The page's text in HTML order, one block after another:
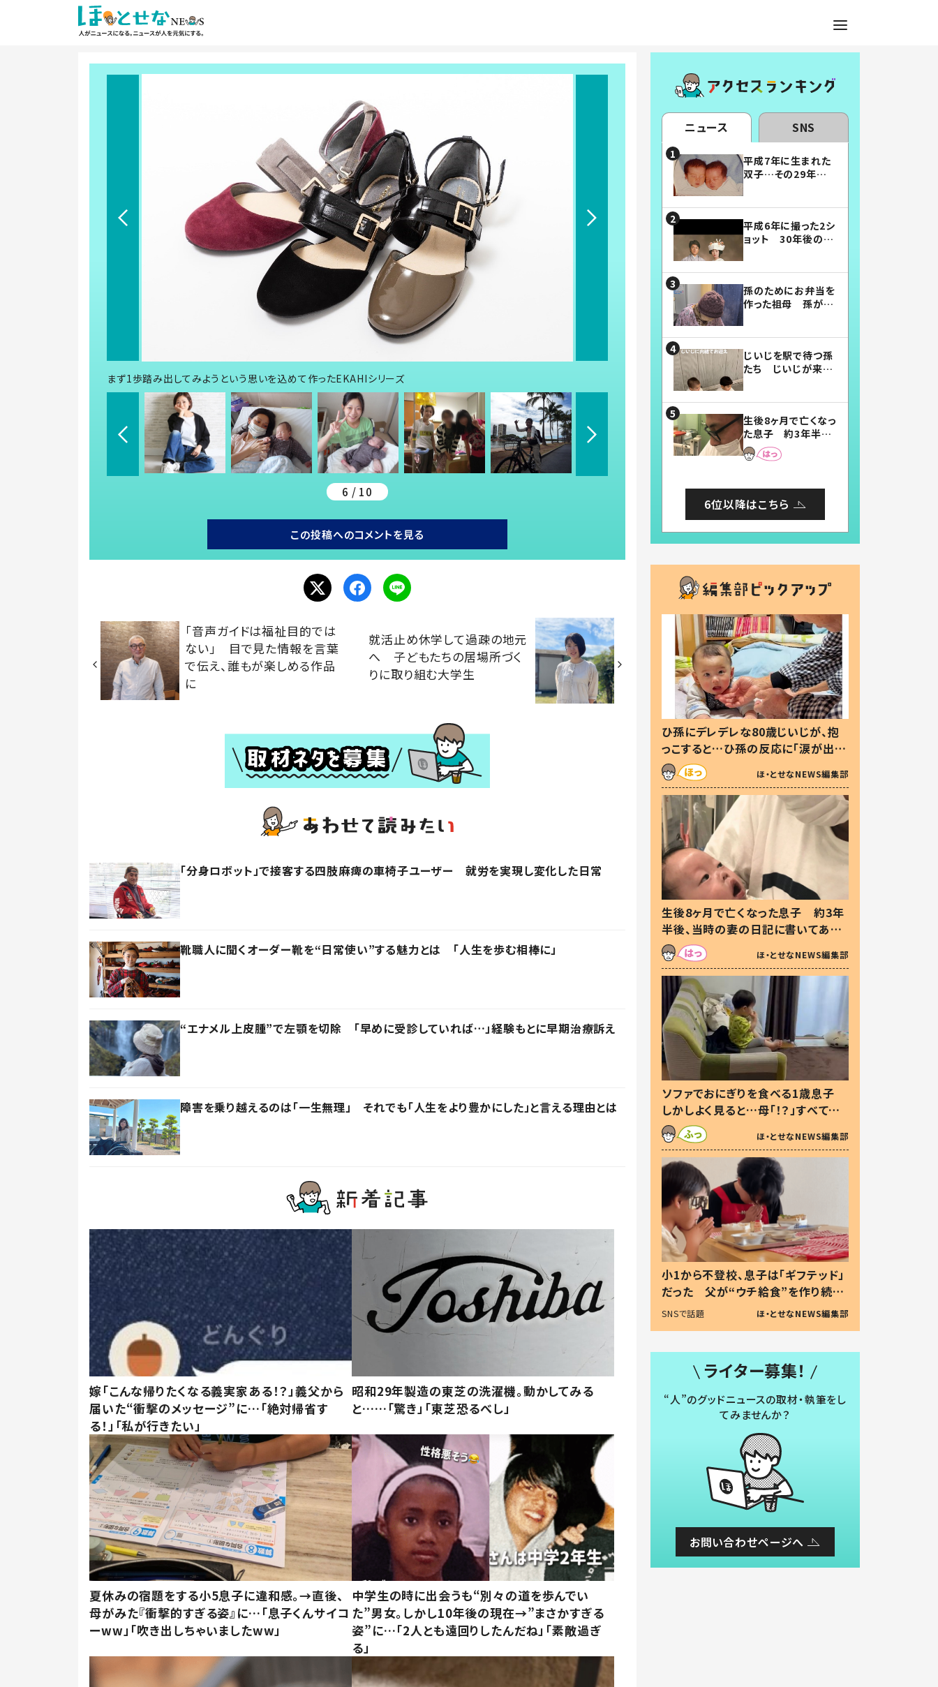
まず1歩踏み出してみようという思いを込めて作ったEKAHIシリーズ
6 / 10
この投稿へのコメントを見る
「音声ガイドは福祉目的では
ない」 目で見た情報を言葉
で伝え、誰もが楽しめる作品
に
就活止め休学して過疎の地元
へ 子どもたちの居場所づく
りに取り組む大学生
「分身ロボット」で接客する四肢麻痺の車椅子ユーザー 就労を実現し変化した日常
靴職人に聞くオーダー靴を“日常使い”する魅力とは 「人生を歩む相棒に」
“エナメル上皮腫”で左顎を切除 「早めに受診していれば…」経験もとに早期治療訴え
障害を乗り越えるのは「一生無理」 それでも「人生をより豊かにした」と言える理由とは
嫁「こんな帰りたくなる義実家ある！？」義父から
届いた“衝撃のメッセージ”に…「絶対帰省す
る！」「私が行きたい」
昭和29年製造の東芝の洗濯機。動かしてみる
と……「驚き」「東芝恐るべし」
夏休みの宿題をする小5息子に違和感。→直後、
母がみた『衝撃的すぎる姿』に…「息子くんサイコ
ーww」「吹き出しちゃいましたww」
中学生の時に出会うも“別々の道を歩んでい
た”男女。しかし10年後の現在→”まさかすぎる
姿”に…「2人とも遠回りしたんだね」「素敵過ぎ
る」
ニュース SNS
平成7年に生まれた
双子…その29年後
平成6年に撮った2シ
ョット 30年後の姿
孫のためにお弁当を
作った祖母 孫が絶
じいじを駅で待つ孫
たち じいじが来た
まらない」「幸せにな
れる」
生後8ヶ月で亡くなっ
た息子 約3年半
後、当時の妻の日記
に書いてあった本音
6位以降はこちら
ひ孫にデレデレな80歳じいじが、抱
っこすると…ひ孫の反応に「涙が出ま
した」「可愛くて仕方ない」
ほ・とせなNEWS編集部
生後8ヶ月で亡くなった息子 約3年
半後、当時の妻の日記に書いてあっ
た本音とは
ほ・とせなNEWS編集部
ソファでおにぎりを食べる1歳息子
しかしよく見ると…母「！？」すべてを
察した母の投稿に「可愛いから許
す！」「現行犯〜」
ほ・とせなNEWS編集部
小1から不登校、息子は「ギフテッド」
だった 父が“ウチ給食”を作り続け
る理由とは #令和の親 #令和の子
SNSで話題 ほ・とせなNEWS編集部
ライター募集！
“人”のグッドニュースの取材・執筆をし
てみませんか？
お問い合わせページへ